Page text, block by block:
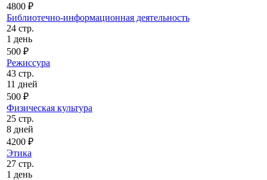
4800 ₽
Библиотечно-информационная деятельность
24 стр.
1 день
500 ₽
Режиссура
43 стр.
11 дней
500 ₽
Физическая культура
25 стр.
8 дней
4200 ₽
Этика
27 стр.
1 день